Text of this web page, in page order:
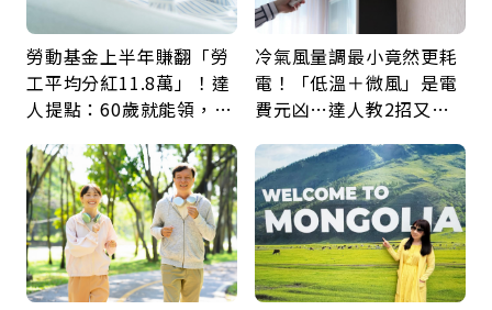
勞動基金上半年賺翻「勞
工平均分紅11.8萬」！達
人提點：60歲就能領，重
冷氣風量調最小竟然更耗
電！「低溫＋微風」是電
費元凶…達人教2招又涼